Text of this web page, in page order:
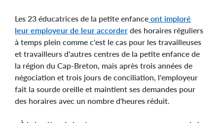
Les 23 éducatrices de la petite enfance ont imploré
leur employeur de leur accorder des horaires réguliers
à temps plein comme c'est le cas pour les travailleuses
et travailleurs d'autres centres de la petite enfance de
la région du Cap-Breton, mais après trois années de
négociation et trois jours de conciliation, l'employeur
fait la sourde oreille et maintient ses demandes pour
des horaires avec un nombre d'heures réduit.